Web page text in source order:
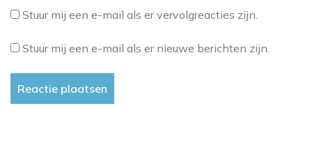
Stuur mij een e-mail als er vervolgreacties zijn.
Stuur mij een e-mail als er nieuwe berichten zijn.